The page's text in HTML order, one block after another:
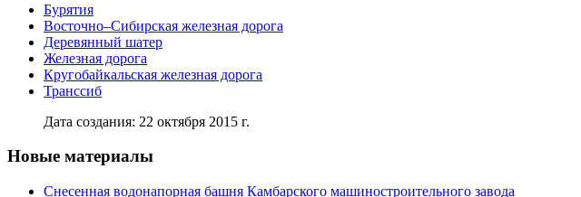
Бурятия
Восточно–Сибирская железная дорога
Деревянный шатер
Железная дорога
Кругобайкальская железная дорога
Транссиб
Дата создания: 22 октября 2015 г.
Новые материалы
Снесенная водонапорная башня Камбарского машиностроительного завода